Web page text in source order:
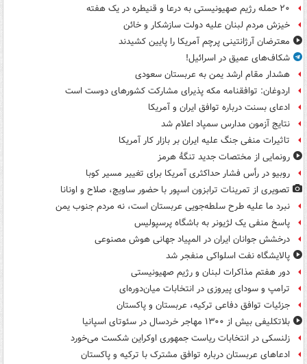
۲۰ حمله رژیم صهیونیستی به درعا و قنیطره در یک هفته
خیزش مردم لبنان علیه دولت سازشکار و خائن
معترضان آرژانتینی پرچم آمریکا را پایین کشیدند
شکاف‌های عمیق در اسرائیل!
هشدار مقام ارشد یمن به عربستان سعودی
اردوغان: توافقنامه مکه پذیرای مشارکت کشورهای دوست است
ادعای بسنت درباره توافق ایران و آمریکا
نتایج آزمون مدارس سمپاد اعلام شد
تاثیرات منفی جنگ علیه ایران بر بازار کار آمریکا
رونمایی از مختصات جدید تنگۀ هرمز
روبیو در رأس فشار حداکثری آمریکا برای تغییر مسیر کوبا
تصویری از تمرینات ترابزون اسپور با حضور ساویچ، صلاح و اونانا
نبرد ما علیه طرح سلطه‌جویی عربستان است، نه مردم جنوب یمن
پاسخ منفی یک لژیونر به باشگاه پرسپولیس
درخشش جوانان ایران در المپیاد جهانی هوش مصنوعی
پالایشگاه نفت اسلواکی منفجر شد
دور هفتم مذاکرات لبنان و رژیم صهیونیستی
ترامپ و سودای پیروزی در انتخابات میان‌دوره‌ای
جزئیات توافق دفاعی ترکیه، عربستان و پاکستان
بلاتکلیفی بیش از ۱۳۰۰ مهاجر خردسال در سئوتای اسپانیا
زلنسکی در انتخابات ریاست جمهوری اوکراین شکست می‌خورد
ادعاهای عربستان درباره توافق مشترک با ترکیه و پاکستان